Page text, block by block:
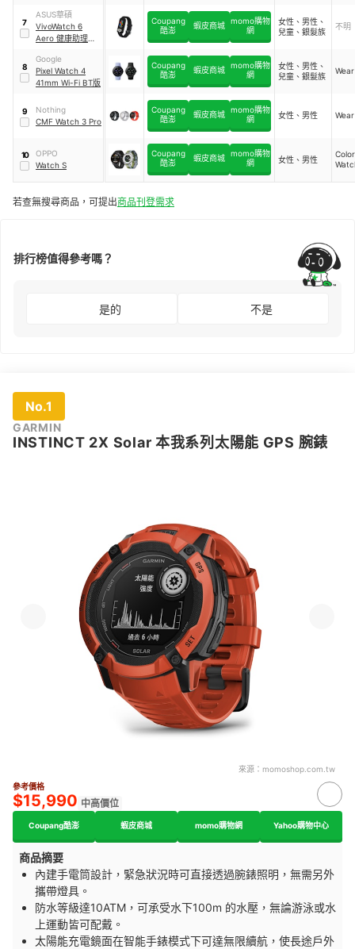
7
ASUS華碩
VivoWatch 6
Aero 健康助理智
Coupang
酷澎
蝦皮商城 momo購物
網
女性、男性、
兒童、銀髮族
不明
8
Google
Pixel Watch 4
41mm Wi-Fi BT版
Coupang
酷澎
蝦皮商城 momo購物
網
女性、男性、
兒童、銀髮族
9
Nothing
CMF Watch 3 Pro
Coupang
酷澎
蝦皮商城 momo購物
網
女性、男性
10
OPPO
Watch S
Coupang
酷澎
蝦皮商城 momo購物
網
女性、男性
若查無搜尋商品，可提出商品刊登需求
排行榜值得參考嗎？
是的 不是
No.1
GARMIN
INSTINCT 2X Solar 本我系列太陽能 GPS 腕錶
來源： momoshop.com.tw
參考價格
$15,990 中高價位
Coupang酷澎 蝦皮商城 momo購物網 Yahoo購物中心
商品摘要
內建手電筒設計，緊急狀況時可直接透過腕錶照明，無需另外
攜帶燈具。
防水等級達10ATM，可承受水下100m 的水壓，無論游泳或水
上運動皆可配戴。
太陽能充電鏡面在智能手錶模式下可達無限續航，使長途戶外